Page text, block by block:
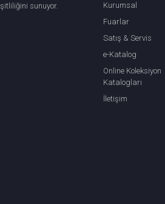
sunuyor.
Kurumsal
Fuarlar
Satış & Servis
e-Katalog
Online Koleksiyon
Katalogları
İletişim